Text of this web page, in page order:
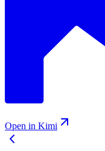
Open in Kimi